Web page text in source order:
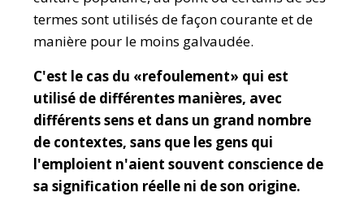
termes sont utilisés de façon courante et de
manière pour le moins galvaudée.
C'est le cas du «refoulement» qui est
utilisé de différentes manières, avec
différents sens et dans un grand nombre
de contextes, sans que les gens qui
l'emploient n'aient souvent conscience de
sa signification réelle ni de son origine.